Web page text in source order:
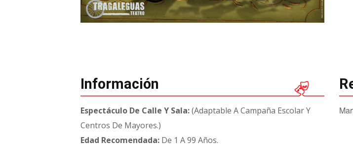
Información
Espectáculo De Calle Y Sala:(Adaptable A Campaña Escolar Y
Centros De Mayores.)
Edad Recomendada: De 1 A 99 Años.